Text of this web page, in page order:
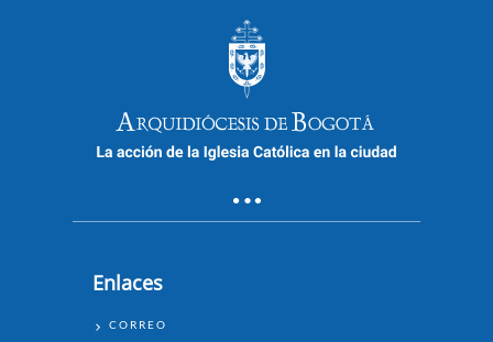
Enlaces
ENLACES
CORREO